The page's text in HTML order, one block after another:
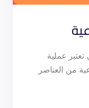
تعتبر عملية
من العناصر